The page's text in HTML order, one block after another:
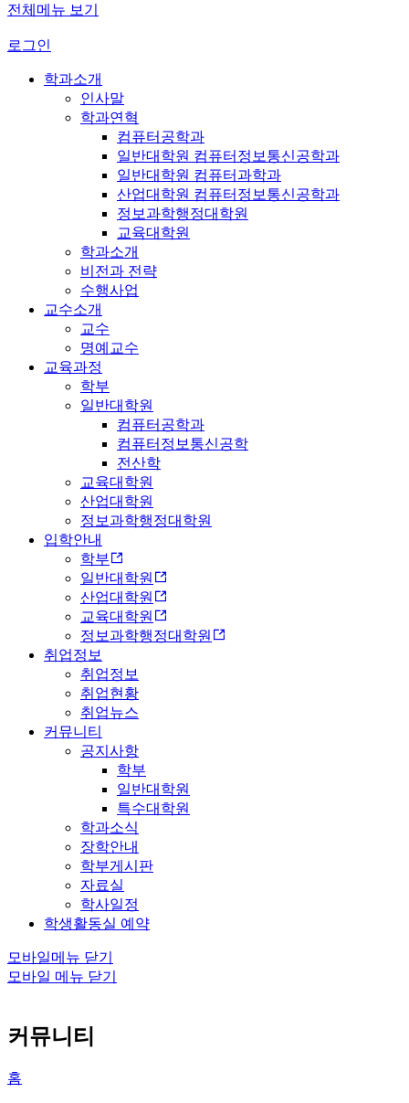
전체메뉴 보기
로그인
학과소개
인사말
학과연혁
컴퓨터공학과
일반대학원 컴퓨터정보통신공학과
일반대학원 컴퓨터과학과
산업대학원 컴퓨터정보통신공학과
정보과학행정대학원
교육대학원
학과소개
비전과 전략
수행사업
교수소개
교수
명예교수
교육과정
학부
일반대학원
컴퓨터공학과
컴퓨터정보통신공학
전산학
교육대학원
산업대학원
정보과학행정대학원
입학안내
학부
일반대학원
산업대학원
교육대학원
정보과학행정대학원
취업정보
취업정보
취업현황
취업뉴스
커뮤니티
공지사항
학부
일반대학원
특수대학원
학과소식
장학안내
학부게시판
자료실
학사일정
학생활동실 예약
모바일메뉴 닫기
모바일 메뉴 닫기
커뮤니티
홈